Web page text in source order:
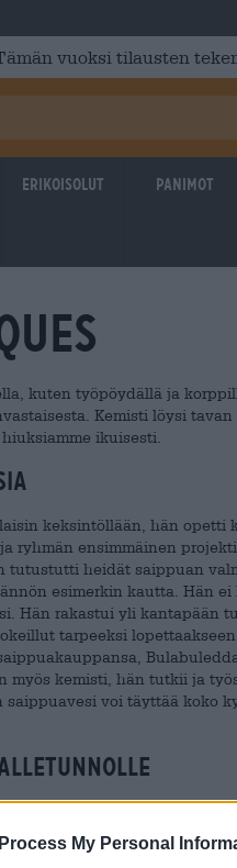
My Personal
vuoksi tilausten
Erikoisolut Panimot
kuten työpöydällä ja
Kemisti löysi
ikuisesti.
keksintöllään, hän opetti
ryhmän ensimmäinen
heidät saippuan
esimerkin kautta. Hän
Hän rakastui yli kantapään
tarpeeksi
myös kemisti, hän tutkii ja
voi täyttää koko
ja hoitavan tuotteen,
sopivat myös
raaka-aineista